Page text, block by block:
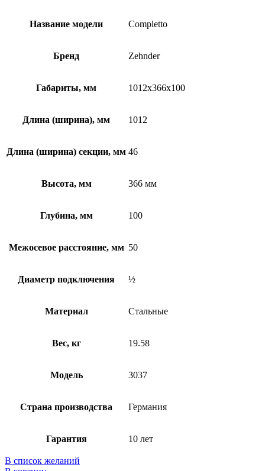
Название модели Completto
Бренд Zehnder
Габариты, мм 1012x366x100
Длина (ширина), мм 1012
Длина (ширина) секции, мм 46
Высота, мм 366 мм
Глубина, мм 100
Межосевое расстояние, мм 50
Диаметр подключения ½
Материал Стальные
Вес, кг 19.58
Модель 3037
Страна производства Германия
Гарантия 10 лет
В список желаний